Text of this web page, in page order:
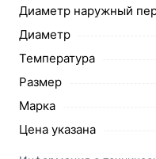
Диаметр наружный
Диаметр
Температура
Размер
Марка
Цена указана